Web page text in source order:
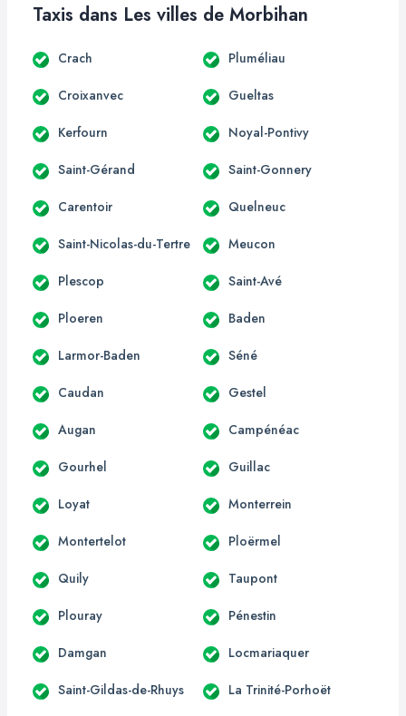
Taxis dans Les villes de Morbihan
Crach Pluméliau
Croixanvec Gueltas
Kerfourn Noyal-Pontivy
Saint-Gérand Saint-Gonnery
Carentoir Quelneuc
Saint-Nicolas-du-Tertre Meucon
Plescop Saint-Avé
Ploeren Baden
Larmor-Baden Séné
Caudan Gestel
Augan Campénéac
Gourhel Guillac
Loyat Monterrein
Montertelot Ploërmel
Quily Taupont
Plouray Pénestin
Damgan Locmariaquer
Saint-Gildas-de-Rhuys La Trinité-Porhoët